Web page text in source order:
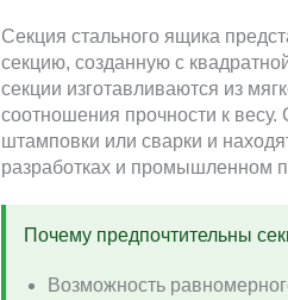
Секция стального ящика
секцию, созданную с
секции изготавливаются из
соотношения прочности к
штамповки или сварки и
разработках и промышленном
Почему предпочтительны
Возможность